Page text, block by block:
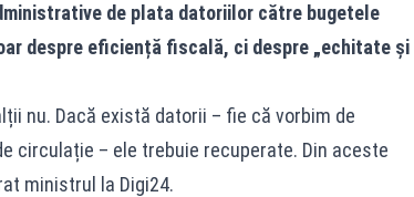
de plata datoriilor către bugetele
despre eficiență fiscală, ci despre „echitate și
nu. Dacă există datorii – fie că vorbim de
circulație – ele trebuie recuperate. Din aceste
ministrul la Digi24.